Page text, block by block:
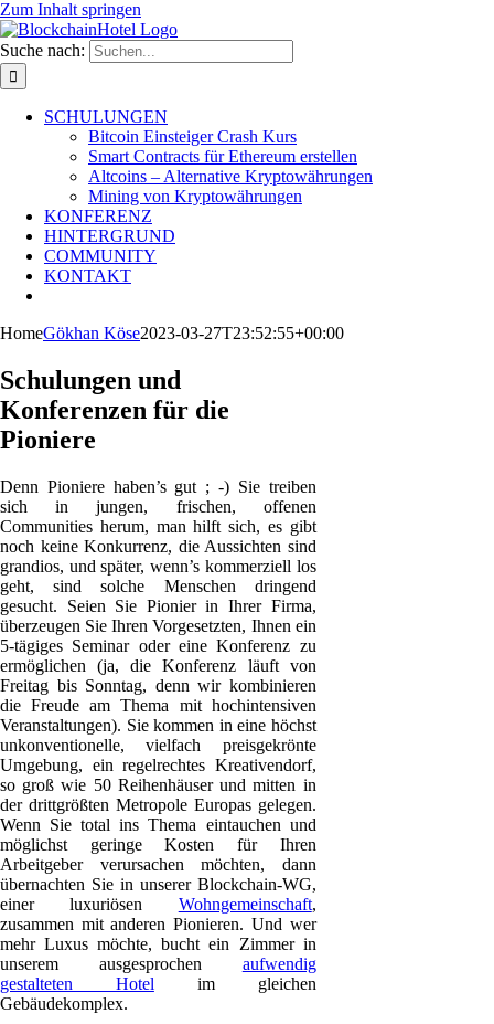
Zum Inhalt springen
Suche nach:
SCHULUNGEN
Bitcoin Einsteiger Crash Kurs
Smart Contracts für Ethereum erstellen
Altcoins – Alternative Kryptowährungen
Mining von Kryptowährungen
KONFERENZ
HINTERGRUND
COMMUNITY
KONTAKT
HomeGökhan Köse2023-03-27T23:52:55+00:00
Schulungen und
Konferenzen für die
Pioniere
Denn Pioniere haben’s gut ; -) Sie treiben
sich in jungen, frischen, offenen
Communities herum, man hilft sich, es gibt
noch keine Konkurrenz, die Aussichten sind
grandios, und später, wenn’s kommerziell los
geht, sind solche Menschen dringend
gesucht. Seien Sie Pionier in Ihrer Firma,
überzeugen Sie Ihren Vorgesetzten, Ihnen ein
5-tägiges Seminar oder eine Konferenz zu
ermöglichen (ja, die Konferenz läuft von
Freitag bis Sonntag, denn wir kombinieren
die Freude am Thema mit hochintensiven
Veranstaltungen). Sie kommen in eine höchst
unkonventionelle, vielfach preisgekrönte
Umgebung, ein regelrechtes Kreativendorf,
so groß wie 50 Reihenhäuser und mitten in
der drittgrößten Metropole Europas gelegen.
Wenn Sie total ins Thema eintauchen und
möglichst geringe Kosten für Ihren
Arbeitgeber verursachen möchten, dann
übernachten Sie in unserer Blockchain-WG,
einer luxuriösen Wohngemeinschaft,
zusammen mit anderen Pionieren. Und wer
mehr Luxus möchte, bucht ein Zimmer in
unserem ausgesprochen aufwendig
gestalteten Hotel im gleichen
Gebäudekomplex.